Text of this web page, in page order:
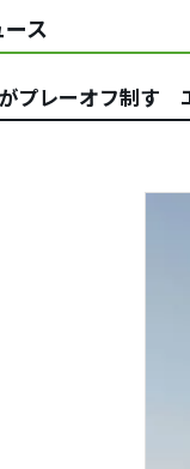
ス
プレーオフ制す